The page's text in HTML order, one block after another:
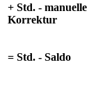
+ Std. - manuelle
Korrektur
= Std. - Saldo